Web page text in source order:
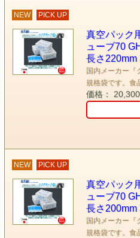
NEW PICK UP
真空パック
ューブ70
長さ220mm
国内メーカー『
規格袋です。食
価格：
NEW PICK UP
真空パック
ューブ70
長さ200mm
国内メーカー『
規格袋です。食